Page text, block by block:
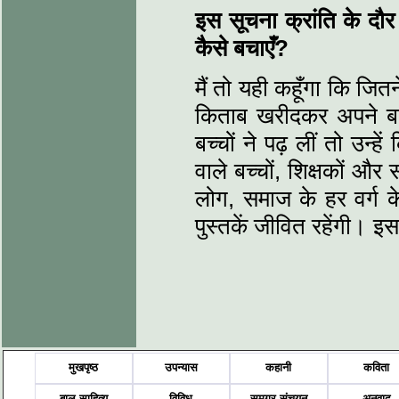
इस सूचना क्रांति के
कैसे बचाएँ?
मैं तो यही कहूँगा कि
किताब खरीदकर अपने
बच्चों ने पढ़ लीं तो उन्हें
वाले बच्चों, शिक्षकों और
लोग, समाज के हर वर्ग
पुस्तकें जीवित रहेंगी।
मुखपृष्ठ उपन्यास कहानी कविता